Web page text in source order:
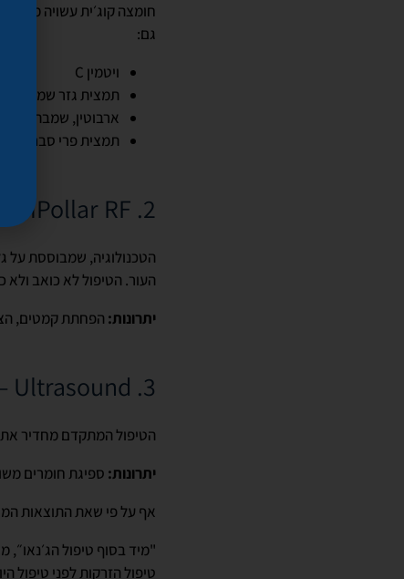
חומצה קוג׳ית עשויה
גם:
ויטמין C
תמצית גזר
ארבוטין, שמבהיר
תמצית פרי סברס
2. TriPollar RF – טיפול עם גלי רדיו לשיפור המרקם ולהצערת העור
הטכנולוגיה, שמבוססת על
העור. הטיפול לא כואב ולא
יתרונות: הפחתת קמטים,
3. Ultrasound – טיפול משלים להספגת החומרים הפעילים
הטיפול המתקדם מחדיר את
יתרונות: ספיגת חומרים
אף על פי שאת התוצאות
"מיד בסוף טיפול